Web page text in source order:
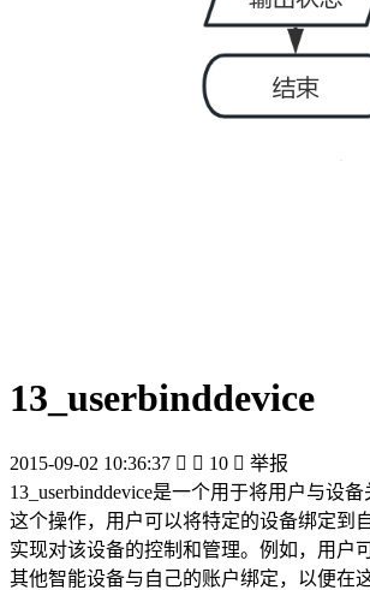
13_userbinddevice
2015-09-02 10:36:37   10  举报
13_userbinddevice是一个用于将用户与设
这个操作，用户可以将特定的设备绑定到
实现对该设备的控制和管理。例如，用户
其他智能设备与自己的账户绑定，以便在